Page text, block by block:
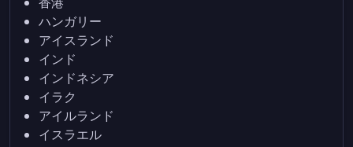
ハンガリー
アイスランド
インド
インドネシア
イラク
アイルランド
イスラエル